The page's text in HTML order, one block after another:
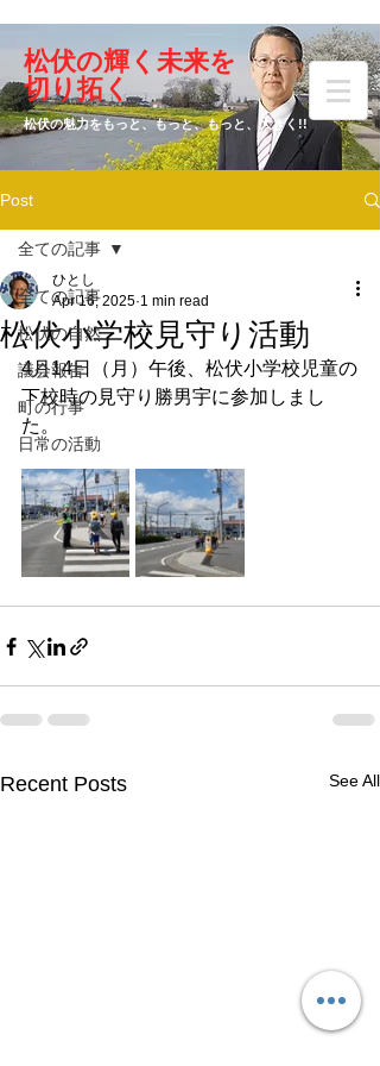
​増田 ひとし
​松伏の輝く未来を
切り拓く
松伏の魅力をもっと、もっと、もっと、大きく!!
元松伏町議会議員
Post
全ての記事
松伏の自然
議会報告
町の行事
日常の活動
全ての記事
松伏小学校見守り活動
ひとし
Apr 16, 2025 1 min read
4月14日（月）午後、松伏小学校児童の
下校時の見守り勝男宇に参加しまし
た。
Recent Posts See All